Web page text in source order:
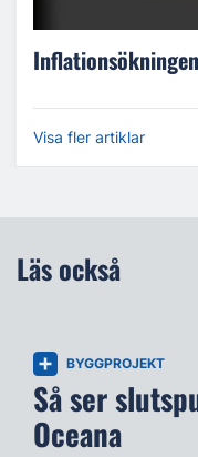
Visa fler artiklar
Läs också
BYGGPROJEKT
Så ser
Oceana